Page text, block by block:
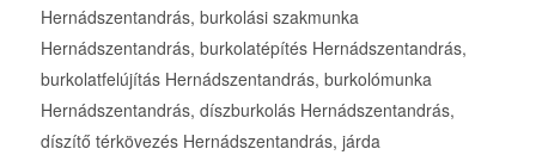
Hernádszentandrás, burkolási szakmunka
Hernádszentandrás, burkolatépítés Hernádszentandrás,
burkolatfelújítás Hernádszentandrás, burkolómunka
Hernádszentandrás, díszburkolás Hernádszentandrás,
díszítő térkövezés Hernádszentandrás, járda